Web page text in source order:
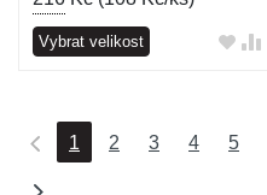
Vybrat velikost
1 2 3 4 5